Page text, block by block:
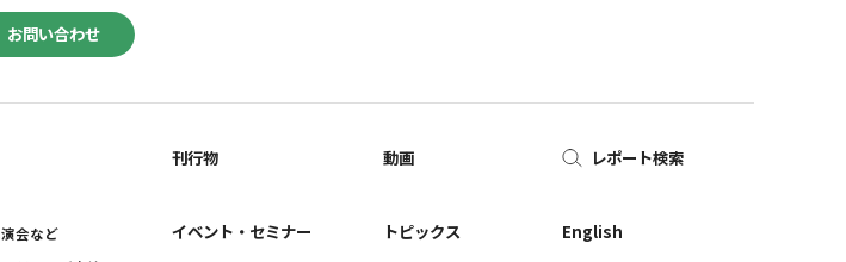
お問い合わせ
会など
刊行物
イベント・セミナー
動画
トピックス
レポート検索
English